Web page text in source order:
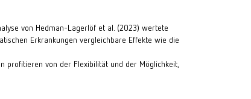
von Hedman-Lagerlöf et al. (2023) wertete
Erkrankungen vergleichbare Effekte wie die
profitieren von der Flexibilität und der Möglichkeit,